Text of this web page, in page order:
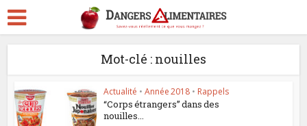
Mot-clé : nouilles
Actualité • Année 2018 • Rappels
“Corps étrangers” dans des
nouilles...